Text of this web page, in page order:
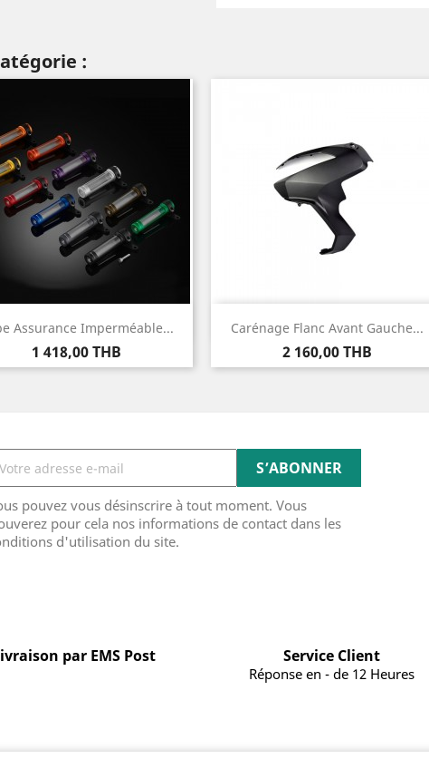
:
Assurance Imperméable...
Prix
1 418,00 THB
Aperçu rapide Carénage Flanc Avant Gauche...
Prix
2 160,00 THB
Aperçu rapide
pouvez vous désinscrire à tout moment. Vous
pour cela nos informations de contact dans les
d'utilisation du site.
par EMS Post Service Client
Réponse en - de 12 Heures